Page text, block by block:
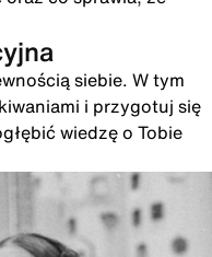
siebie. W tym
i przygotuj się
wiedzę o Tobie